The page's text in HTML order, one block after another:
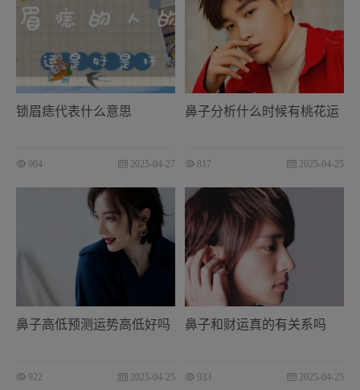
锁眉痣代表什么意思
904 2025-04-27
鼻子分析什么时候有桃花运
817 2025-04-25
鼻子高低预测运势高低好吗
922 2025-04-25
鼻子和财运真的有关系吗
933 2025-04-25